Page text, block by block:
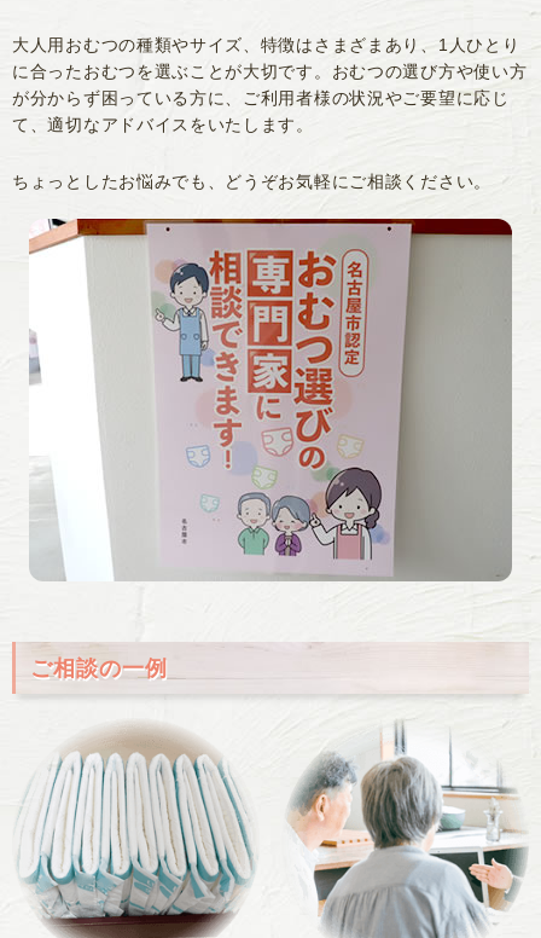
大人用おむつの種類やサイズ、特徴はさまざまあり、1人ひとり
に合ったおむつを選ぶことが大切です。おむつの選び方や使い方
が分からず困っている方に、ご利用者様の状況やご要望に応じ
て、適切なアドバイスをいたします。
ちょっとしたお悩みでも、どうぞお気軽にご相談ください。
ご相談の一例